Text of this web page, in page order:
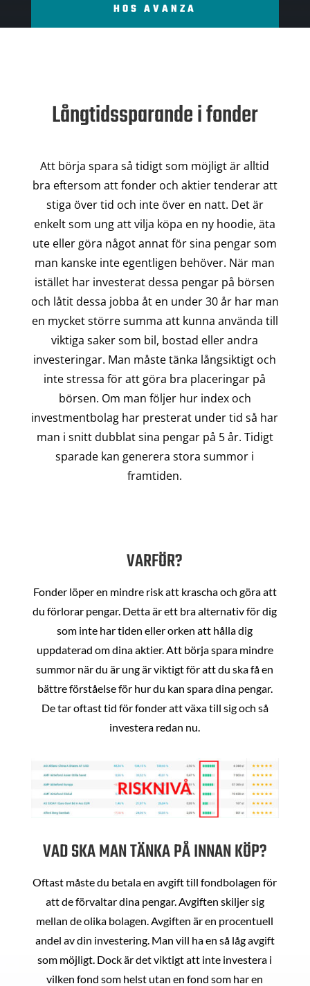
HOS AVANZA
Långtidssparande i fonder
Att börja spara så tidigt som möjligt är alltid
bra eftersom att fonder och aktier tenderar att
stiga över tid och inte över en natt. Det är
enkelt som ung att vilja köpa en ny hoodie, äta
ute eller göra något annat för sina pengar som
man kanske inte egentligen behöver. När man
istället har investerat dessa pengar på börsen
och låtit dessa jobba åt en under 30 år har man
en mycket större summa att kunna använda till
viktiga saker som bil, bostad eller andra
investeringar. Man måste tänka långsiktigt och
inte stressa för att göra bra placeringar på
börsen. Om man följer hur index och
investmentbolag har presterat under tid så har
man i snitt dubblat sina pengar på 5 år. Tidigt
sparade kan generera stora summor i
framtiden.
VARFÖR?
Fonder löper en mindre risk att krascha och göra att
du förlorar pengar. Detta är ett bra alternativ för dig
som inte har tiden eller orken att hålla dig
uppdaterad om dina aktier. Att börja spara mindre
summor när du är ung är viktigt för att du ska få en
bättre förståelse för hur du kan spara dina pengar.
De tar oftast tid för fonder att växa till sig och så
investera redan nu.
VAD SKA MAN TÄNKA PÅ INNAN KÖP?
Oftast måste du betala en avgift till fondbolagen för
att de förvaltar dina pengar. Avgiften skiljer sig
mellan de olika bolagen. Avgiften är en procentuell
andel av din investering. Man vill ha en så låg avgift
som möjligt. Dock är det viktigt att inte investera i
vilken fond som helst utan en fond som har en